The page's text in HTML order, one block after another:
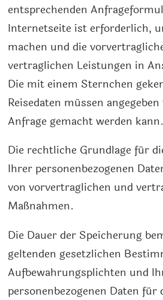
entsprechenden
Internetseite ist erforderlich,
machen und die
vertraglichen Leistungen in
Die mit einem Sternchen
Reisedaten müssen
Anfrage gemacht werden kann.
Die rechtliche Grundlage für
Ihrer personenbezogenen
von vorvertraglichen und
Maßnahmen.
Die Dauer der Speicherung
geltenden gesetzlichen
Aufbewahrungsplichten und
personenbezogenen Daten für